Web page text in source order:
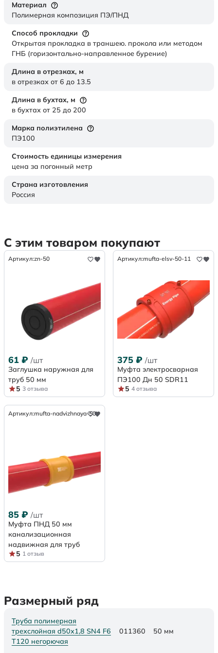
Материал
Полимерная композиция ПЭ/ПНД
Способ прокладки
Открытая прокладка в траншею. прокола или методом
ГНБ (горизонтально-направленное бурение)
Длина в отрезках, м
в отрезках от 6 до 13.5
Длина в бухтах, м
в бухтах от 25 до 200
Марка полиэтилена
ПЭ100
Стоимость единицы измерения
цена за погонный метр
Страна изготовления
Россия
С этим товаром покупают
Артикул:zn-50
61 ₽ /шт
Заглушка наружная для
труб 50 мм
5 3 отзыва
Артикул:mufta-elsv-50-11
375 ₽ /шт
Муфта электросварная
ПЭ100 Дн 50 SDR11
5 4 отзыва
Артикул:mufta-nadvizhnaya-50
85 ₽ /шт
Муфта ПНД 50 мм
канализационная
надвижная для труб
5 1 отзыв
Размерный ряд
Труба полимерная
трехслойная d50х1,8 SN4 F6
Т120 негорючая
011360 50 мм